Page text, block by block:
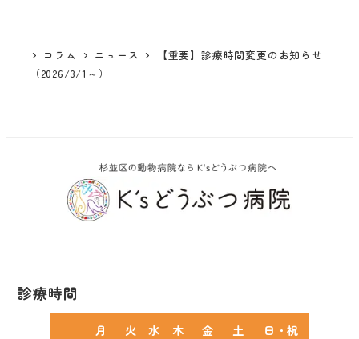
コラム ニュース
【重要】診療時間変更のお知らせ
（2026/3/1～）
診療時間
月 火 水 木 金 土 日・祝